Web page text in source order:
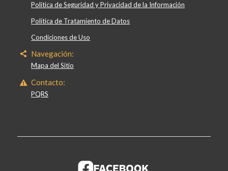
Política de Seguridad y Privacidad de la Información
Política de Tratamiento de Datos
Condiciones de Uso
Navegación:
Mapa del Sitio
Contacto:
PQRS